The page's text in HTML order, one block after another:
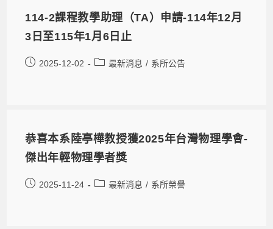
114-2課程教學助理（TA）申請-114年12月
3日至115年1月6日止
2025-12-02 最新消息 / 系所公告
恭喜本系陸亭樺教授獲2025年台灣物理學會-
傑出年輕物理學者獎
2025-11-24 最新消息 / 系所榮譽